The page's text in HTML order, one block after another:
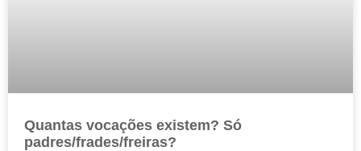
Quantas vocações existem? Só
padres/frades/freiras?